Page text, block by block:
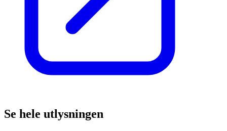
Se hele utlysningen